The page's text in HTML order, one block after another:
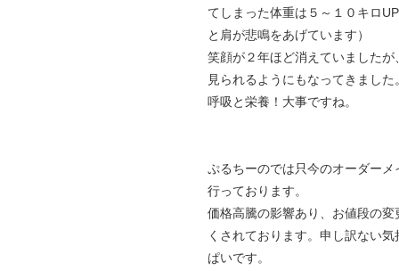
てしまった体重は５～１０キロ
と肩が悲鳴をあげています）
笑顔が２年ほど消えていましたが
見られるようにもなってきました
呼吸と栄養！大事ですね。
ぷるちーのでは只今のオーダーメ
行っております。
価格高騰の影響あり、お値段の変
くされております。申し訳ない気
ぱいです。